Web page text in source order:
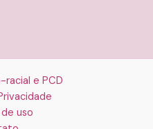
e PCD
uso